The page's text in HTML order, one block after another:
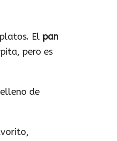
El pan
pero es
de